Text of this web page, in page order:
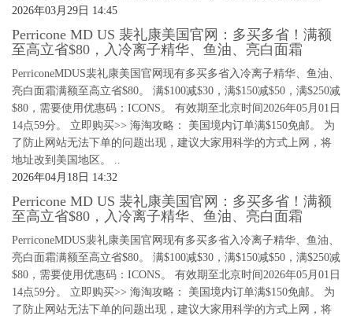
2026年03月29日 14:45
Perricone MD US 裴礼康美国官网：多买多省！满额
至高立省$80，入冷离子精华、鱼油、亮白面霜
PerriconeMDUS裴礼康美国官网现有多买多省入冷离子精华、鱼油、
亮白面霜满额至高立省$80。 满$100减$30，满$150减$50，满$250减
$80，需要使用优惠码：ICONS。 有效期至北京时间2026年05月01日
14点59分。 立即购买>> 海淘攻略： 美国境内订单满$150免邮。 为
了防止网站无法下单的问题出现，建议大家用科学的方式上网，将
地址改到美国地区。 ..
2026年04月18日 14:32
Perricone MD US 裴礼康美国官网：多买多省！满额
至高立省$80，入冷离子精华、鱼油、亮白面霜
PerriconeMDUS裴礼康美国官网现有多买多省入冷离子精华、鱼油、
亮白面霜满额至高立省$80。 满$100减$30，满$150减$50，满$250减
$80，需要使用优惠码：ICONS。 有效期至北京时间2026年05月01日
14点59分。 立即购买>> 海淘攻略： 美国境内订单满$150免邮。 为
了防止网站无法下单的问题出现，建议大家用科学的方式上网，将